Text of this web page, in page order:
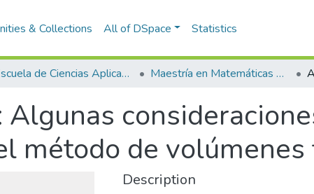
& Collections All of DSpace Statistics
Escuela de Ciencias Aplicadas e Ingeniería Maestría en Matemáticas Aplicadas (tesis)
Algunas
método de
Description